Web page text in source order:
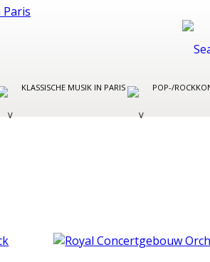
KLASSISCHE MUSIK IN PARIS POP-/